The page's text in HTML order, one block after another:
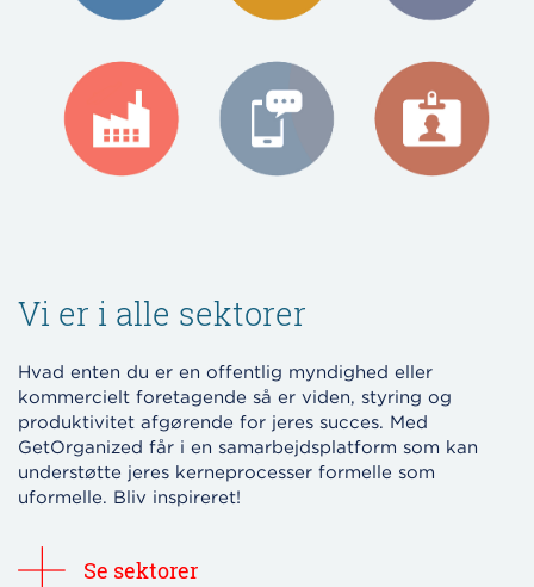
Vi er i alle sektorer
Hvad enten du er en offentlig myndighed eller
kommercielt foretagende så er viden, styring og
produktivitet afgørende for jeres succes. Med
GetOrganized får i en samarbejdsplatform som kan
understøtte jeres kerneprocesser formelle som
uformelle. Bliv inspireret!
Se sektorer